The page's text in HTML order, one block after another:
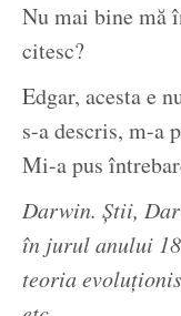
Nu mai bine mă
citesc?
Edgar, acesta e
s-a descris, m-a
Mi-a pus
Darwin. Știi,
în jurul anului
teoria